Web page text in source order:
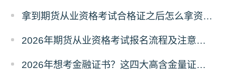
拿到期货从业资格考试合格证之后怎么拿资格证？
2026年期货从业资格考试报名流程及注意事项全攻略
2026年想考金融证书？这四大高含金量证书别错过！